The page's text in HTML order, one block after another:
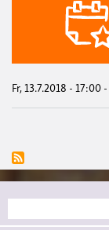
Fr, 13.7.2018 - 17:00-
Suche